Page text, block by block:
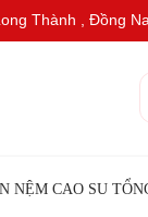
Thành , Đồng
NỆM CAO SU